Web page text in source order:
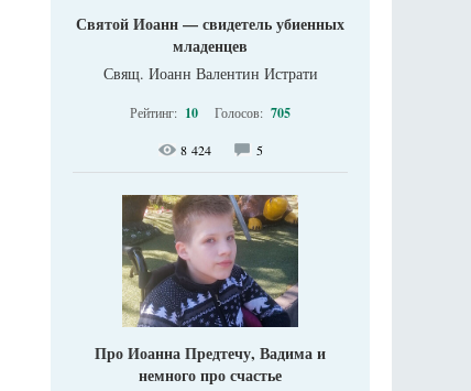
Святой Иоанн — свидетель убиенных
младенцев
Свящ. Иоанн Валентин Истрати
Рейтинг: 10 Голосов: 705
8 424 5
Про Иоанна Предтечу, Вадима и
немного про счастье